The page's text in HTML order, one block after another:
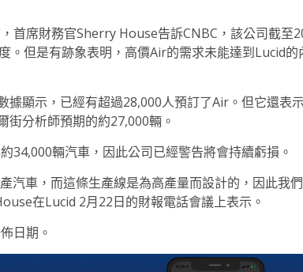
首席財務官Sherry House告訴CNBC，該公司截至
。但是有跡象表明，高價Air的需求未能達到Lucid
據顯示，已經有超過28,000人預訂了Air。但它還表
街分析師預期的約27,000輛。
34,000輛汽車，因此公司已經警告將會持續虧損。
汽車，而這條生產線是為高產量而設計的，因此我
在Lucid 2月22日的財報電話會議上表示。
日期。